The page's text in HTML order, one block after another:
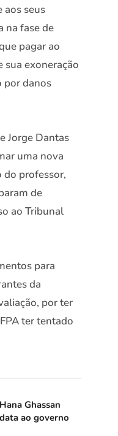
aos seus
na fase de
pagar ao
sua exoneração
por danos
Jorge Dantas
uma nova
do professor,
de
ao Tribunal
para
da
por ter
ter tentado
Ghassan
ao governo